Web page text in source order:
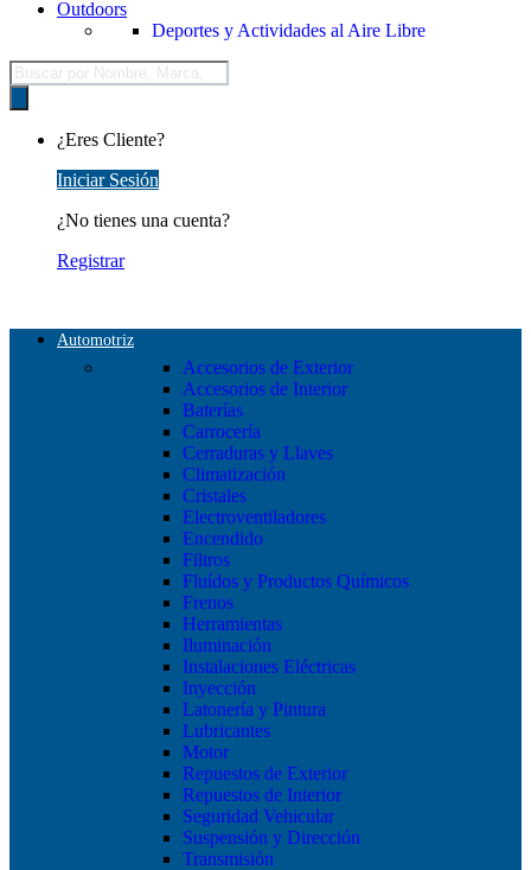
Outdoors
Deportes y Actividades al Aire Libre
Búsqueda
de
productos
¿Eres Cliente?
Iniciar Sesión
¿No tienes una cuenta?
Registrar
Automotriz
Accesorios de Exterior
Accesorios de Interior
Baterías
Carrocería
Cerraduras y Llaves
Climatización
Cristales
Electroventiladores
Encendido
Filtros
Fluídos y Productos Químicos
Frenos
Herramientas
Iluminación
Instalaciones Eléctricas
Inyección
Latonería y Pintura
Lubricantes
Motor
Repuestos de Exterior
Repuestos de Interior
Seguridad Vehicular
Suspensión y Dirección
Transmisión